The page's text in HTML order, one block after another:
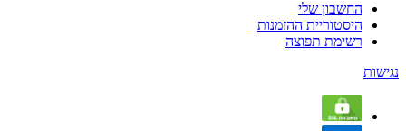
החשבון שלי
היסטוריית ההזמנות
רשימת תפוצה
נגישות